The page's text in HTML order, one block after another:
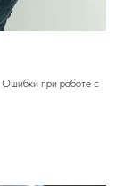
Ошибки при работе с